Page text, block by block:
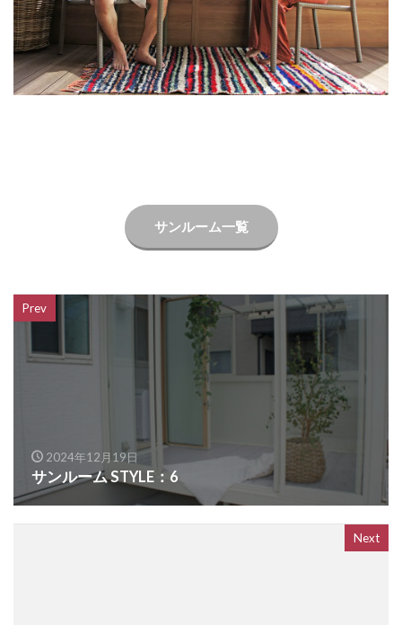
サンルーム一覧
Prev
2024年12月19日
サンルーム STYLE：6
Next
OnlyOne ショーケース エントランスユニット
OnlyOne ショーケース専用ボーノ
OnlyOne シンプルフレーム フロントネームプレート
OnlyOne シンライト
OnlyOne ニューヨークスタイル
OnlyOne ネットペブル
OnlyOne ノイエキューブ
OnlyOne ピース カラフル
OnlyOne フィール
OnlyOne フォレストヒルズガーデンライト
OnlyOne フォレストヒルズネームプレート
OnlyOne ブランツ
OnlyOne ブリーズブリック
OnlyOne ブリッツ
OnlyOne ベルダ
OnlyOne ポストカバー
OnlyOne モデルノ プラスエフ
OnlyOne モデルノW
OnlyOne モデルノX ライン